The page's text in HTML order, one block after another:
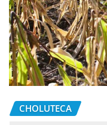
CHOLUTECA